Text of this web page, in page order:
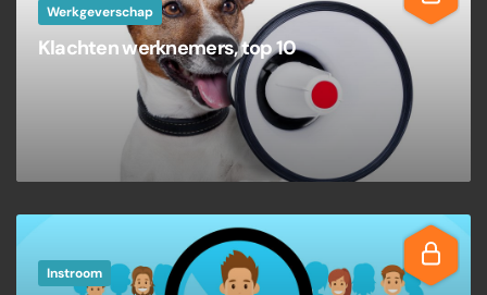
Werkgeverschap
Klachten werknemers, top 10
Instroom